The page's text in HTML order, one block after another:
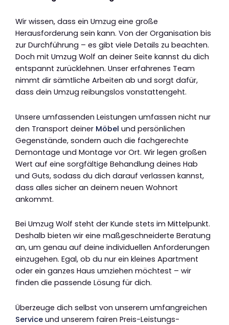
Wir wissen, dass ein Umzug eine große
Herausforderung sein kann. Von der Organisation bis
zur Durchführung – es gibt viele Details zu beachten.
Doch mit Umzug Wolf an deiner Seite kannst du dich
entspannt zurücklehnen. Unser erfahrenes Team
nimmt dir sämtliche Arbeiten ab und sorgt dafür,
dass dein Umzug reibungslos vonstattengeht.
Unsere umfassenden Leistungen umfassen nicht nur
den Transport deiner Möbel und persönlichen
Gegenstände, sondern auch die fachgerechte
Demontage und Montage vor Ort. Wir legen großen
Wert auf eine sorgfältige Behandlung deines Hab
und Guts, sodass du dich darauf verlassen kannst,
dass alles sicher an deinem neuen Wohnort
ankommt.
Bei Umzug Wolf steht der Kunde stets im Mittelpunkt.
Deshalb bieten wir eine maßgeschneiderte Beratung
an, um genau auf deine individuellen Anforderungen
einzugehen. Egal, ob du nur ein kleines Apartment
oder ein ganzes Haus umziehen möchtest – wir
finden die passende Lösung für dich.
Überzeuge dich selbst von unserem umfangreichen
Service und unserem fairen Preis-Leistungs-